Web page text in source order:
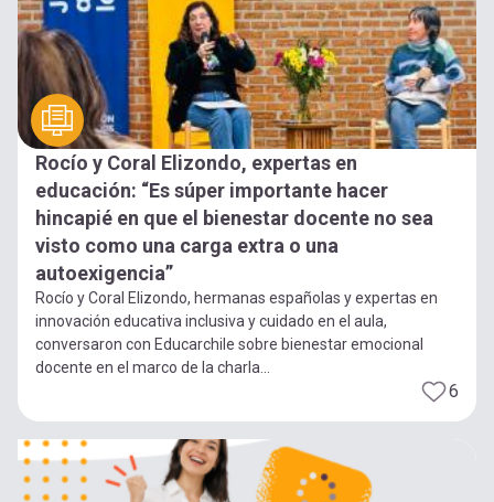
Rocío y Coral Elizondo, expertas en
educación: “Es súper importante hacer
hincapié en que el bienestar docente no sea
visto como una carga extra o una
autoexigencia”
Rocío y Coral Elizondo, hermanas españolas y expertas en
innovación educativa inclusiva y cuidado en el aula,
conversaron con Educarchile sobre bienestar emocional
docente en el marco de la charla...
6